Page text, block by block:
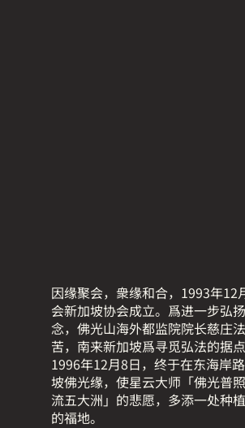
因缘聚会，衆缘和合，1993年12
会新加坡协会成立。爲进一步弘
念，佛光山海外都监院院长慈庄
苦，南来新加坡爲寻觅弘法的据点
1996年12月8日，终于在东海岸
坡佛光缘，使星云大师「佛光普
流五大洲」的悲愿，多添一处种
的福地。